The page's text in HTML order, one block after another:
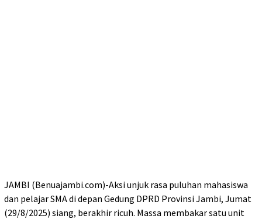
JAMBI (Benuajambi.com)-Aksi unjuk rasa puluhan mahasiswa
dan pelajar SMA di depan Gedung DPRD Provinsi Jambi, Jumat
(29/8/2025) siang, berakhir ricuh. Massa membakar satu unit